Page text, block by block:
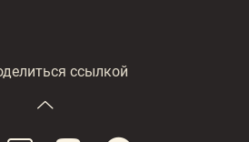
ссылкой